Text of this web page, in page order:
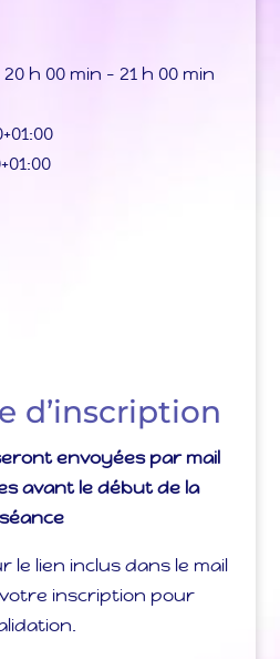
h 00 min – 21 h 00 min
d’inscription
envoyées par mail
avant le début de la
séance
le lien inclus dans le mail
inscription pour